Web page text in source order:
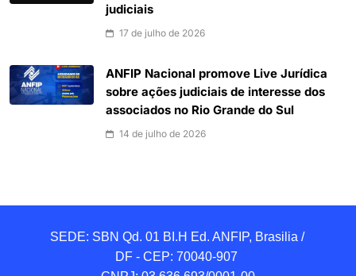
judiciais
17 de julho de 2026
ANFIP Nacional promove Live Jurídica
sobre ações judiciais de interesse dos
associados no Rio Grande do Sul
14 de julho de 2026
SEDE: SBN Qd. 01 BI.H Ed. ANFIP, Brasilia /
DF - CEP: 70040-907